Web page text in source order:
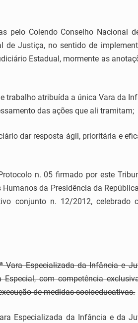
pelo Colendo Conselho Nacional
de Justiça, no sentido de
Estadual, mormente as
trabalho atribuída a única Vara da
das ações que ali tramitam;
dar resposta ágil, prioritária e
n. 05 firmado por este
da Presidência da
conjunto n. 12/2012, celebrado
Especializada da Infância e
com competência
de medidas socioeducativas.
Especializada da Infância e da